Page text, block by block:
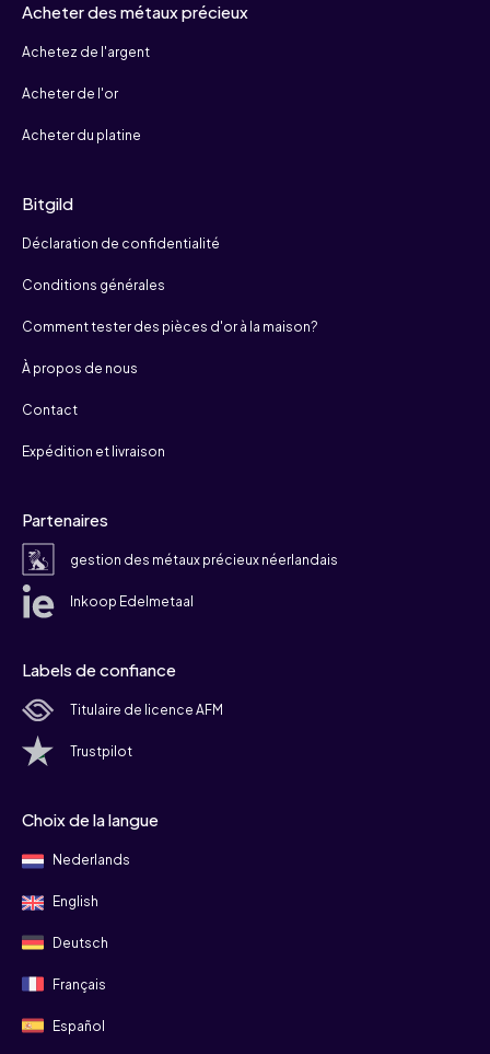
Acheter des métaux précieux
Achetez de l'argent
Acheter de l'or
Acheter du platine
Bitgild
Déclaration de confidentialité
Conditions générales
Comment tester des pièces d'or à la maison?
À propos de nous
Contact
Expédition et livraison
Partenaires
gestion des métaux précieux néerlandais
Inkoop Edelmetaal
Labels de confiance
Titulaire de licence AFM
Trustpilot
Choix de la langue
Nederlands
English
Deutsch
Français
Español